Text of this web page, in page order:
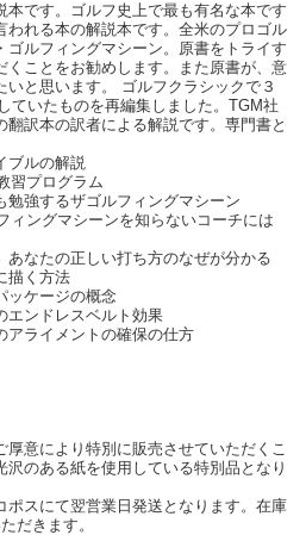
本です。ゴルフ史上で最も有名な本です
われる本の解説本です。全米のプロゴル
ゴルフィングマシーン。原書をトライす
くことをお勧めします。また原書が、意
と思います。 ゴルフクラシックで３
ていたものを再編集しました。TGM社
訳本の訳者による解説です。専門書と
ブルの解説
習プログラム
勉強するザゴルフィングマシーン
ィングマシーンを知らないコーチには
あなたの正しい打ち方のなぜが分かる
描く方法
ッケージの概念
エンドレスベルト効果
アライメントの確保の仕方
意により特別に販売させていただくこ
沢のある紙を使用している特別品となり
ポスにて翌営業日発送となります。在庫
だきます。